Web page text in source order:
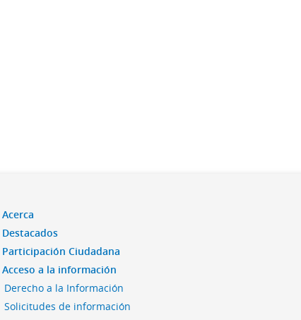
Acerca
Destacados
Participación Ciudadana
Acceso a la información
Derecho a la Información
Solicitudes de información